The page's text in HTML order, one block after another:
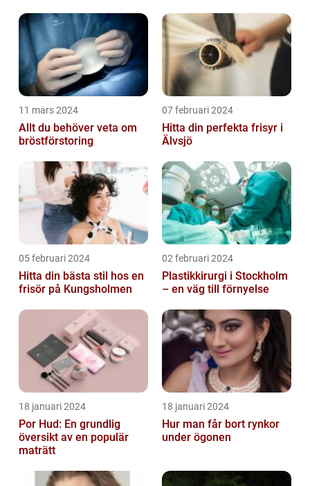
11 mars 2024
Allt du behöver veta om
bröstförstoring
07 februari 2024
Hitta din perfekta frisyr i
Älvsjö
05 februari 2024
Hitta din bästa stil hos en
frisör på Kungsholmen
02 februari 2024
Plastikkirurgi i Stockholm
– en väg till förnyelse
18 januari 2024
Por Hud: En grundlig
översikt av en populär
maträtt
18 januari 2024
Hur man får bort rynkor
under ögonen